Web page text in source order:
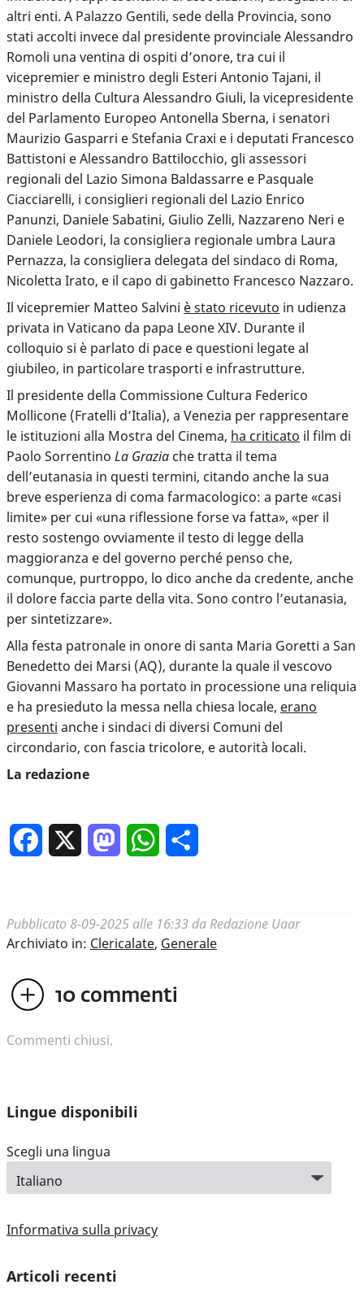
altri enti. A Palazzo Gentili, sede della Provincia, sono
stati accolti invece dal presidente provinciale Alessandro
Romoli una ventina di ospiti d’onore, tra cui il
vicepremier e ministro degli Esteri Antonio Tajani, il
ministro della Cultura Alessandro Giuli, la vicepresidente
del Parlamento Europeo Antonella Sberna, i senatori
Maurizio Gasparri e Stefania Craxi e i deputati Francesco
Battistoni e Alessandro Battilocchio, gli assessori
regionali del Lazio Simona Baldassarre e Pasquale
Ciacciarelli, i consiglieri regionali del Lazio Enrico
Panunzi, Daniele Sabatini, Giulio Zelli, Nazzareno Neri e
Daniele Leodori, la consigliera regionale umbra Laura
Pernazza, la consigliera delegata del sindaco di Roma,
Nicoletta Irato, e il capo di gabinetto Francesco Nazzaro.
Il vicepremier Matteo Salvini è stato ricevuto in udienza
privata in Vaticano da papa Leone XIV. Durante il
colloquio si è parlato di pace e questioni legate al
giubileo, in particolare trasporti e infrastrutture.
Il presidente della Commissione Cultura Federico
Mollicone (Fratelli d’Italia), a Venezia per rappresentare
le istituzioni alla Mostra del Cinema, ha criticato il film di
Paolo Sorrentino La Grazia che tratta il tema
dell’eutanasia in questi termini, citando anche la sua
breve esperienza di coma farmacologico: a parte «casi
limite» per cui «una riflessione forse va fatta», «per il
resto sostengo ovviamente il testo di legge della
maggioranza e del governo perché penso che,
comunque, purtroppo, lo dico anche da credente, anche
il dolore faccia parte della vita. Sono contro l’eutanasia,
per sintetizzare».
Alla festa patronale in onore di santa Maria Goretti a San
Benedetto dei Marsi (AQ), durante la quale il vescovo
Giovanni Massaro ha portato in processione una reliquia
e ha presieduto la messa nella chiesa locale, erano
presenti anche i sindaci di diversi Comuni del
circondario, con fascia tricolore, e autorità locali.
La redazione
Facebook MastodonWhatsApp
Pubblicato 8-09-2025 alle 16:33 da Redazione Uaar
Archiviato in: Clericalate, Generale
10 commenti
Commenti chiusi.
Lingue disponibili
Scegli una lingua
Informativa sulla privacy
Articoli recenti